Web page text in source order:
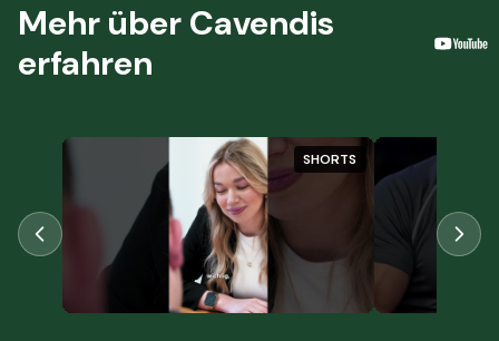
Mehr über Cavendis
erfahren
SHORTS